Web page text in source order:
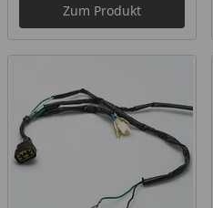
Zum Produkt